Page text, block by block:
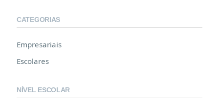
CATEGORIAS
Empresariais
Escolares
NÍVEL ESCOLAR